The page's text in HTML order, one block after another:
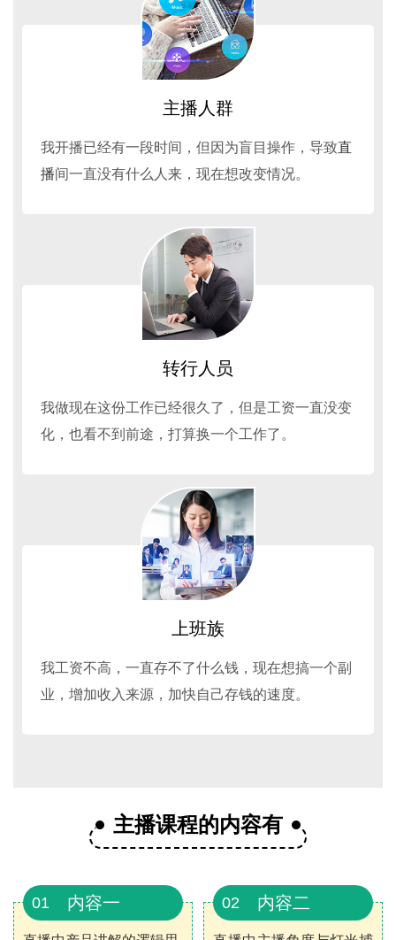
主播人群
我开播已经有一段时间，但因为盲目操作，导致直
播间一直没有什么人来，现在想改变情况。
转行人员
我做现在这份工作已经很久了，但是工资一直没变
化，也看不到前途，打算换一个工作了。
上班族
我工资不高，一直存不了什么钱，现在想搞一个副
业，增加收入来源，加快自己存钱的速度。
主播课程的内容有
01 内容一 02 内容二